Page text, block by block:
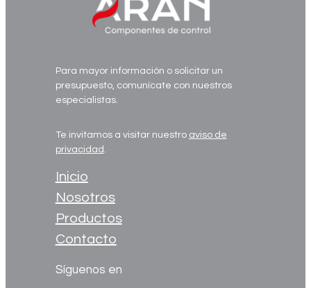
Para mayor información o solicitar un
presupuesto, comunícate con nuestros
especialistas.
Te invitamos a visitar nuestro aviso de
privacidad
Inicio
Nosotros
Productos
Contacto
Síguenos en